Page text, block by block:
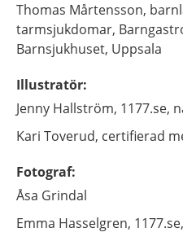
Thomas Mårtensson,
tarmsjukdomar,
Barnsjukhuset, Uppsala
Illustratör:
Jenny Hallström, 1177.se,
Kari Toverud, certifierad
Fotograf:
Åsa Grindal
Emma Hasselgren,